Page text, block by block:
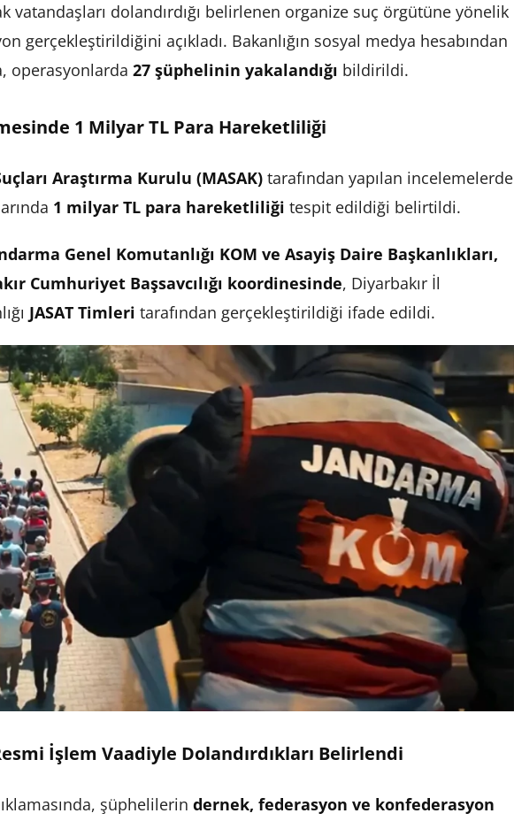
vatandaşları dolandırdığı belirlenen organize suç örgütüne yönelik
gerçekleştirildiğini açıkladı. Bakanlığın sosyal medya hesabından
operasyonlarda 27 şüphelinin yakalandığı bildirildi.
1 Milyar TL Para Hareketliliği
Araştırma Kurulu (MASAK) tarafından yapılan incelemelerde
1 milyar TL para hareketliliği tespit edildiği belirtildi.
Genel Komutanlığı KOM ve Asayiş Daire Başkanlıkları,
Cumhuriyet Başsavcılığı koordinesinde, Diyarbakır İl
JASAT Timleri tarafından gerçekleştirildiği ifade edildi.
İşlem Vaadiyle Dolandırdıkları Belirlendi
şüphelilerin dernek, federasyon ve konfederasyon